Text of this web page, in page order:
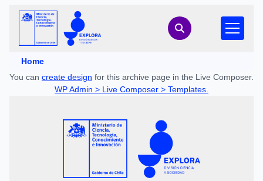
Home
You can create design for this archive page in the Live Composer.
WP Admin > Live Composer > Templates.